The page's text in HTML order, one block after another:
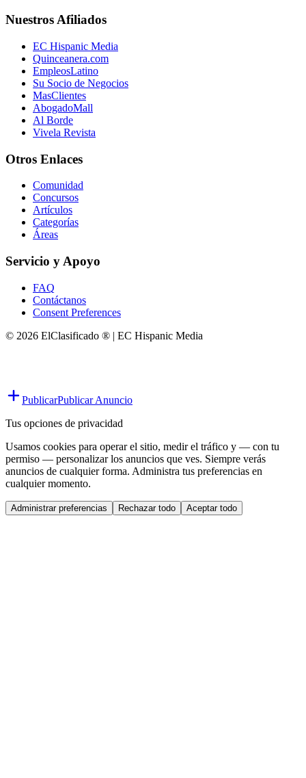
Nuestros Afiliados
EC Hispanic Media
Quinceanera.com
EmpleosLatino
Su Socio de Negocios
MasClientes
AbogadoMall
Al Borde
Vivela Revista
Otros Enlaces
Comunidad
Concursos
Artículos
Categorías
Áreas
Servicio y Apoyo
FAQ
Contáctanos
Consent Preferences
© 2026 ElClasificado ® | EC Hispanic Media
PublicarPublicar Anuncio
Tus opciones de privacidad
Usamos cookies para operar el sitio, medir el tráfico y — con tu
permiso — personalizar los anuncios que ves. Siempre verás
anuncios de cualquier forma. Administra tus preferencias en
cualquier momento.
Administrar preferencias Rechazar todo Aceptar todo